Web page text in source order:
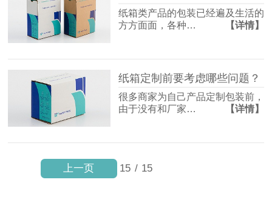
纸箱类产品的包装已经遍及生活的
方方面面，各种…
【详情】
纸箱定制前要考虑哪些问题？
很多商家为自己产品定制包装前，
由于没有和厂家…
【详情】
15 / 15
上一页